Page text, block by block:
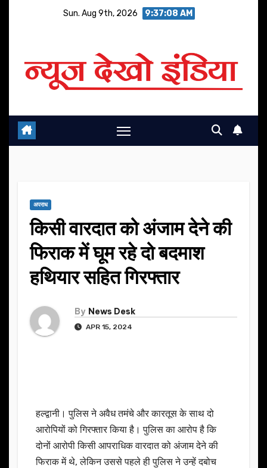
Sun. Aug 9th, 2026 9:37:08 AM
अपराध
किसी वारदात को अंजाम देने की
फिराक में घूम रहे दो बदमाश
हथियार सहित गिरफ्तार
By News Desk
APR 15, 2024
हल्द्वानी। पुलिस ने अवैध तमंचे और कारतूस के साथ दो
आरोपियों को गिरफ्तार किया है। पुलिस का आरोप है कि
दोनों आरोपी किसी आपराधिक वारदात को अंजाम देने की
फिराक में थे, लेकिन उससे पहले ही पुलिस ने उन्हें दबोच